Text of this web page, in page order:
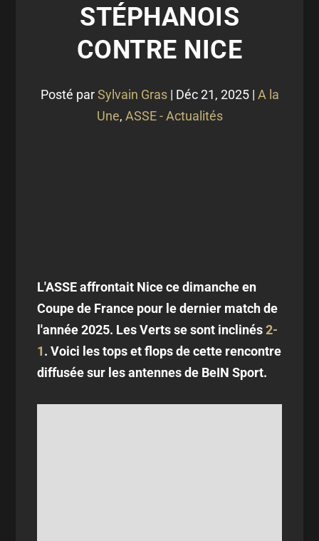
STÉPHANOIS
CONTRE NICE
Posté parSylvain Gras| Déc 21, 2025| A la
Une, ASSE - Actualités
L'ASSE affrontait Nice ce dimanche en
Coupe de France pour le dernier match de
l'année 2025. Les Verts se sont inclinés2-
1. Voici les tops et flops de cette rencontre
diffusée sur les antennes de BeIN Sport.